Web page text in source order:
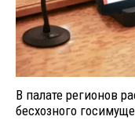
В палате регионов
бесхозного